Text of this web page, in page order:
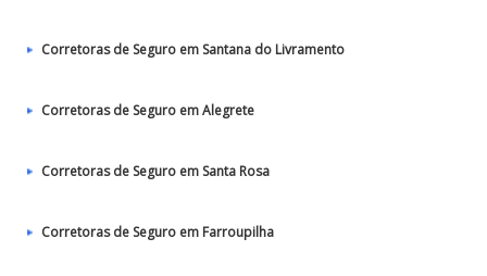
Corretoras de Seguro em Santana do Livramento
Corretoras de Seguro em Alegrete
Corretoras de Seguro em Santa Rosa
Corretoras de Seguro em Farroupilha